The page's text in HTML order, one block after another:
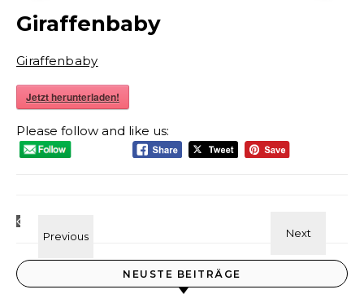
Giraffenbaby
Giraffenbaby
Jetzt herunterladen!
Please follow and like us:
NEUSTE BEITRÄGE